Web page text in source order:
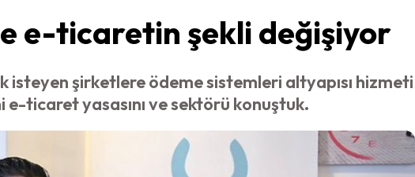
e-ticaretin şekli değişiyor
şirketlere ödeme sistemleri altyapısı
e-ticaret yasasını ve sektörü konuştuk.